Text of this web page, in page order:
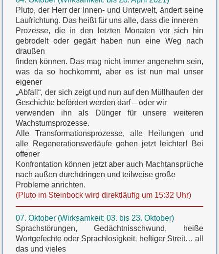
Pluto, der Herr der Innen- und Unterwelt, ändert seine
Laufrichtung. Das heißt für uns alle, dass die inneren
Prozesse, die in den letzten Monaten vor sich hin
gebrodelt oder gegärt haben nun eine Weg nach
draußen
finden können. Das mag nicht immer angenehm sein,
was da so hochkommt, aber es ist nun mal unser
eigener
„Abfall“, der sich zeigt und nun auf den Müllhaufen der
Geschichte befördert werden darf – oder wir
verwenden ihn als Dünger für unsere weiteren
Wachstumsprozesse.
Alle Transformationsprozesse, alle Heilungen und
alle Regenerationsverläufe gehen jetzt leichter! Bei
offener
Konfrontation können jetzt aber auch Machtansprüche
nach außen durchdringen und teilweise große
Probleme anrichten.
(Pluto im Steinbock wird direktläufig um 15:32 Uhr)
07. Oktober (Wirksamkeit: 03. bis 23. Oktober)
Sprachstörungen, Gedächtnisschwund, heiße
Wortgefechte oder Sprachlosigkeit, heftiger Streit… all
das und vieles